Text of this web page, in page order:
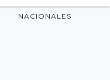
NACIONALES